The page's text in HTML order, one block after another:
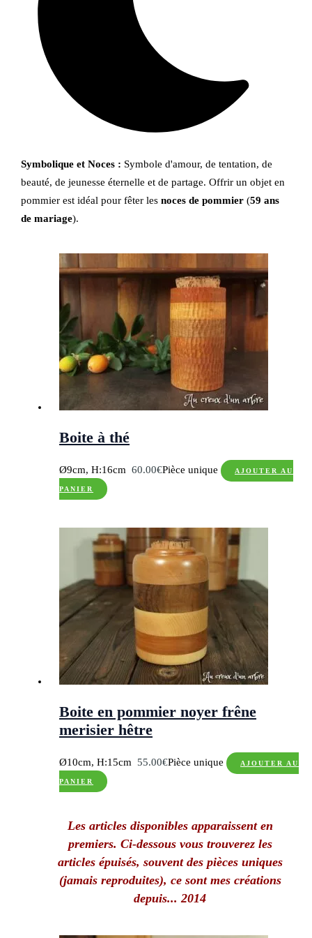
Symbolique et Noces : Symbole d'amour, de tentation, de
beauté, de jeunesse éternelle et de partage. Offrir un objet en
pommier est idéal pour fêter lesnoces de pommier (59 ans
de mariage).
Boite à thé
Ø9cm, H:16cm60.00€Pièce unique AJOUTER AU
PANIER
Boite en pommier noyer frêne
merisier hêtre
Ø10cm, H:15cm 55.00€Pièce unique AJOUTER AU
PANIER
Les articles disponibles apparaissent en
premiers. Ci-dessous vous trouverez les
articles épuisés, souvent des pièces uniques
(jamais reproduites), ce sont mes créations
depuis... 2014